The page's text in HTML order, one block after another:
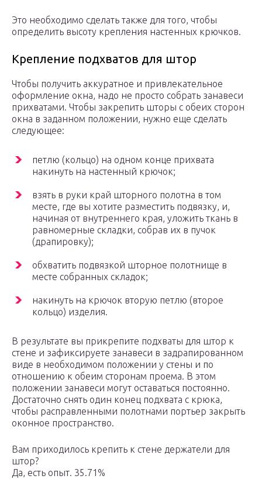
Это необходимо сделать также для того, чтобы
определить высоту крепления настенных крючков.
Крепление подхватов для штор
Чтобы получить аккуратное и привлекательное
оформление окна, надо не просто собрать занавеси
прихватами. Чтобы закрепить шторы с обеих сторон
окна в заданном положении, нужно еще сделать
следующее:
петлю (кольцо) на одном конце прихвата
накинуть на настенный крючок;
взять в руки край шторного полотна в том
месте, где вы хотите разместить подвязку, и,
начиная от внутреннего края, уложить ткань в
равномерные складки, собрав их в пучок
(драпировку);
обхватить подвязкой шторное полотнище в
месте собранных складок;
накинуть на крючок вторую петлю (второе
кольцо) изделия.
В результате вы прикрепите подхваты для штор к
стене и зафиксируете занавеси в задрапированном
виде в необходимом положении у стены и по
отношению к обеим сторонам проема. В этом
положении занавеси могут оставаться постоянно.
Достаточно снять один конец подхвата с крюка,
чтобы расправленными полотнами портьер закрыть
оконное пространство.
Вам приходилось крепить к стене держатели для
штор?
Да, есть опыт. 35.71%